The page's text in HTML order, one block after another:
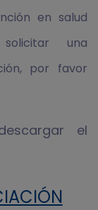
en salud
una
por favor
el